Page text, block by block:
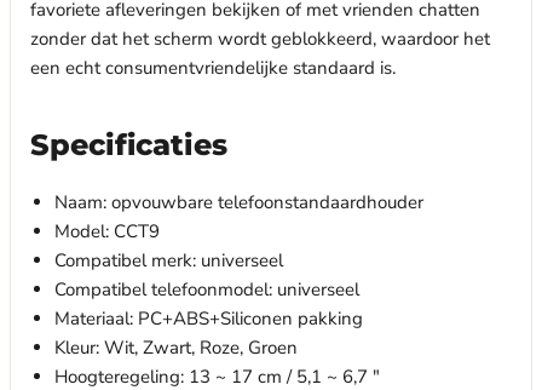
favoriete afleveringen bekijken of met vrienden chatten
zonder dat het scherm wordt geblokkeerd, waardoor het
een echt consumentvriendelijke standaard is.
Specificaties
Naam: opvouwbare telefoonstandaardhouder
Model: CCT9
Compatibel merk: universeel
Compatibel telefoonmodel: universeel
Materiaal: PC+ABS+Siliconen pakking
Kleur: Wit, Zwart, Roze, Groen
Hoogteregeling: 13 ~ 17 cm / 5,1 ~ 6,7 "